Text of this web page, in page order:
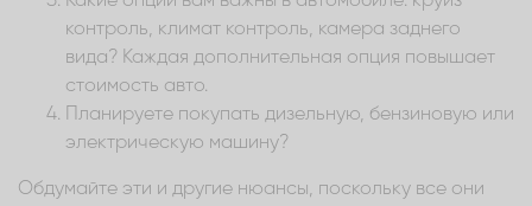
контроль, климат контроль, камера заднего
вида? Каждая дополнительная опция повышает
стоимость авто.
Планируете покупать дизельную, бензиновую или
электрическую машину?
Обдумайте эти и другие нюансы, поскольку все они